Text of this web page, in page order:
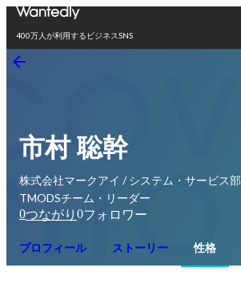
400万人が利用するビジネスSNS
市村 聡幹
株式会社マークアイ / システム・サービス部
TMODSチーム・リーダー
0つながり 0フォロワー
プロフィール ストーリー 性格